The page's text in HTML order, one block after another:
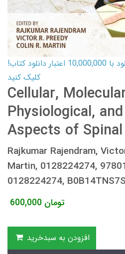
کارت اعتباری کتاب دانلود با 10,000,000 اعتبار دانلود کتاب!
کلیک کنید
Cellular,
Physiological,
Aspects of
Rajkumar Rajendram,
Martin, 0128224274,
0128224274, B0B14TNS7S
600,000 تومان
افزودن به سبدخرید